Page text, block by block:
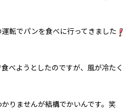
転でパンを食べに行ってきました
べようとしたのですが、風が冷たく
りませんが結構でかいんです。笑